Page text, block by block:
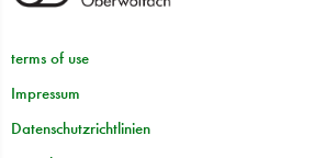
terms of use
Impressum
Datenschutzrichtlinien